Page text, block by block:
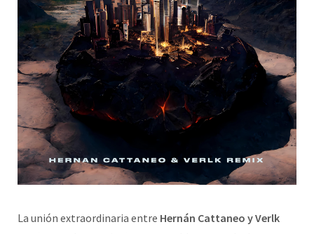
La unión extraordinaria entre Hernán Cattaneo y Verlk